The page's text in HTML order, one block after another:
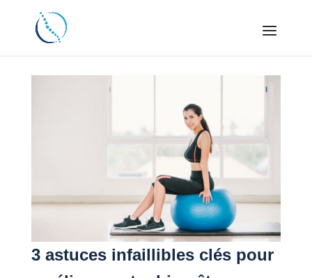
3 astuces infaillibles clés pour